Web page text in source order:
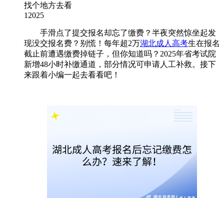
找个地方去看
12025
手滑点了提交报名却忘了缴费？半夜突然惊坐起发
现没交报名费？别慌！每年超2万湖北成人高考生在报名
截止前遭遇缴费掉链子‌，但你知道吗？2025年省考试院
新增48小时补缴通道，部分情况可申请人工补救。接下
来跟着小编一起去看看吧！